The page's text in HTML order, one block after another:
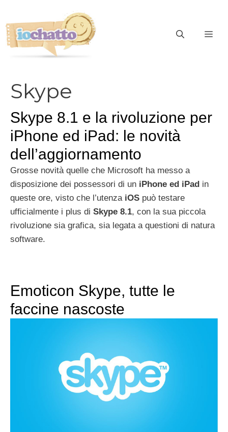
contenuto
Skype
Skype 8.1 e la rivoluzione per
iPhone ed iPad: le novità
dell’aggiornamento
Grosse novità quelle che Microsoft ha messo a
disposizione dei possessori di un iPhone ed iPad in
queste ore, visto che l’utenza iOS può testare
ufficialmente i plus di Skype 8.1, con la sua piccola
rivoluzione sia grafica, sia legata a questioni di natura
software.
Emoticon Skype, tutte le
faccine nascoste